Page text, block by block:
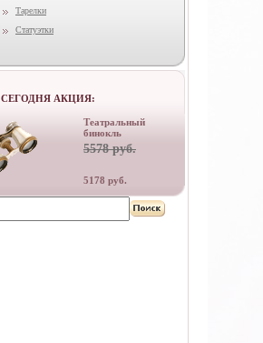
Тарелки
Статуэтки
СЕГОДНЯ АКЦИЯ:
Театральный
бинокль
5578 руб.
5178 руб.